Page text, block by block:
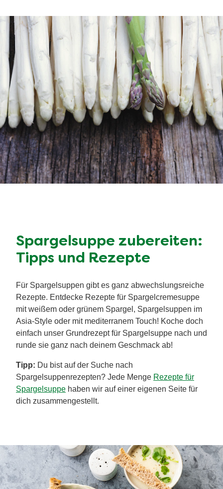
Spargelsuppe zubereiten:
Tipps und Rezepte
Für Spargelsuppen gibt es ganz abwechslungsreiche
Rezepte. Entdecke Rezepte für Spargelcremesuppe
mit weißem oder grünem Spargel, Spargelsuppen im
Asia-Style oder mit mediterranem Touch! Koche doch
einfach unser Grundrezept für Spargelsuppe nach und
runde sie ganz nach deinem Geschmack ab!
Tipp: Du bist auf der Suche nach
Spargelsuppenrezepten? Jede Menge Rezepte für
Spargelsuppe haben wir auf einer eigenen Seite für
dich zusammengestellt.